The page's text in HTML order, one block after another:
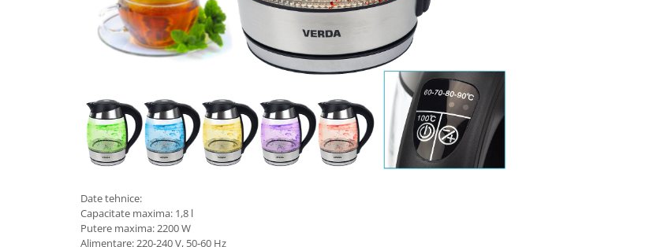
Date tehnice:
Capacitate maxima: 1,8 l
Putere maxima: 2200 W
Alimentare: 220-240 V, 50-60 Hz